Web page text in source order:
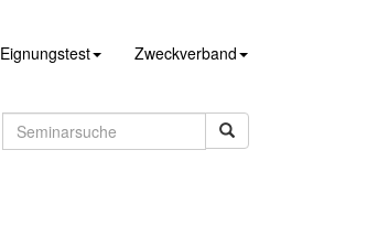
Eignungstest Zweckverband